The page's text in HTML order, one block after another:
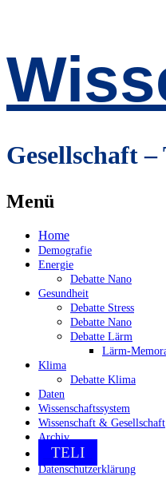
Gesellschaft
Menü
Zum
Inhalt
springen
Home
Demografie
Energie
Debatte Nano
Gesundheit
Debatte Stress
Debatte Nano
Debatte Lärm
Lärm-
Klima
Debatte Klima
Daten
Wissenschaftssystem
Wissenschaft & Gesellschaft
Archiv
TELI
Datenschutzerklärung